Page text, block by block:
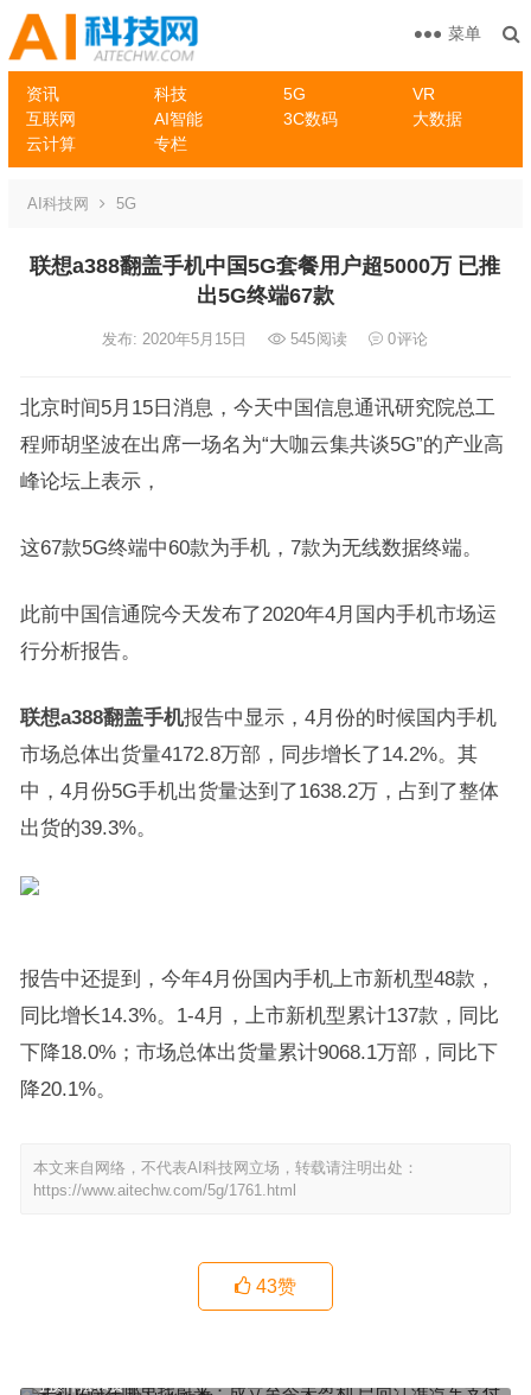
资讯 科技 5G
VR
互联网
AI智能 3C数码
大数据
云计算
专栏
菜单
AI科技网 5G
联想a388翻盖手机中国5G套餐用户超5000万 已推
出5G终端67款
发布: 2020年5月15日 545阅读 0评论
北京时间5月15日消息，今天中国信息通讯研究院总工
程师胡坚波在出席一场名为“大咖云集共谈5G”的产业高
峰论坛上表示，
这67款5G终端中60款为手机，7款为无线数据终端。
此前中国信通院今天发布了2020年4月国内手机市场运
行分析报告。
联想a388翻盖手机报告中显示，4月份的时候国内手机
市场总体出货量4172.8万部，同步增长了14.2%。其
中，4月份5G手机出货量达到了1638.2万，占到了整体
出货的39.3%。
报告中还提到，今年4月份国内手机上市新机型48款，
同比增长14.3%。1-4月，上市新机型累计137款，同比
下降18.0%；市场总体出货量累计9068.1万部，同比下
降20.1%。
本文来自网络，不代表AI科技网立场，转载请注明出处：
https://www.aitechw.com/5g/1761.html
43赞
亏损补偿和费